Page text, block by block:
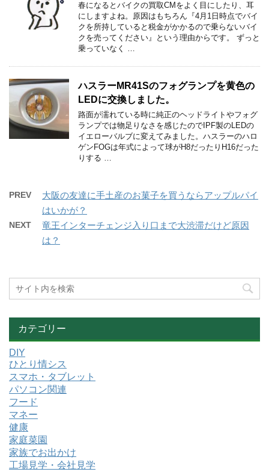
春になるとバイクの買取CMをよく目にしたり、耳
にしますよね。原因はもちろん『4月1日時点でバイ
クを所持していると税金がかかるので乗らないバイ
クを売ってください』という理由からです。 ずっと
乗っていなく …
ハスラーMR41Sのフォグランプを黄色の
LEDに交換しました。
路面が濡れている時に純正のヘッドライトやフォグ
ランプでは物足りなさを感じたのでIPF製のLEDの
イエローバルブに変えてみました。ハスラーのハロ
ゲンFOGは年式によって球がH8だったりH16だった
りする …
PREV
大阪の友達に手土産のお菓子を買うならアップルパイ
はいかが？
NEXT
竜王インターチェンジ入り口まで大渋滞だけど原因
は？
カテゴリー
DIY
ひとり情シス
スマホ・タブレット
パソコン関連
フード
マネー
健康
家庭菜園
家族でお出かけ
工場見学・会社見学